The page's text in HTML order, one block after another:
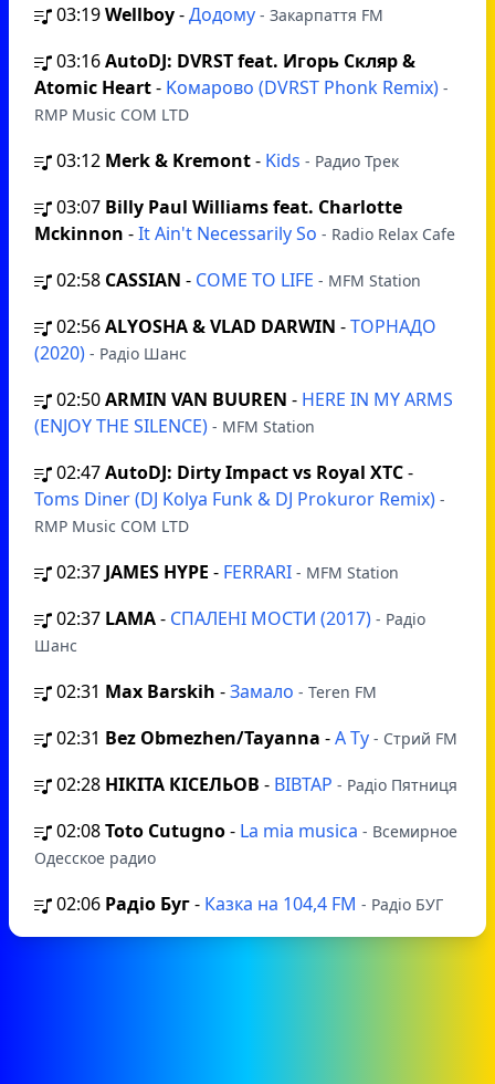
03:19Wellboy-Додому - Закарпаття FM
03:16AutoDJ: DVRST feat. Игорь Скляр &
Atomic Heart- Koмарово (DVRST Phonk Remix) -
RMP Music COM LTD
03:12 Merk & Kremont- Kids - Радио Трек
03:07 Billy Paul Williams feat. Charlotte
Mckinnon -It Ain't Necessarily So - Radio Relax Cafe
02:58 CASSIAN - COME TO LIFE - MFM Station
02:56ALYOSHA & VLAD DARWIN -ТОРНАДО
(2020) - Радіо Шанс
02:50ARMIN VAN BUUREN - HERE IN MY ARMS
(ENJOY THE SILENCE) - MFM Station
02:47AutoDJ: Dirty Impact vs Royal XTC-
Toms Diner (DJ Kolya Funk & DJ Prokuror Remix) -
RMP Music COM LTD
02:37 JAMES HYPE - FERRARI - MFM Station
02:37 LAMA- СПАЛЕНІ МОСТИ (2017) - Радіо
Шанс
02:31 Max Barskih -Замало - Teren FM
02:31 Bez Obmezhen/Tayanna -A Ty - Стрий FM
02:28 НІКІТА КІСЕЛЬОВ - ВІВТАР - Радіо Пятниця
02:08Toto Cutugno- La mia musica - Всемирное
Одесское радио
02:06 Радіо Буг- Казка на 104,4 FM - Радіо БУГ